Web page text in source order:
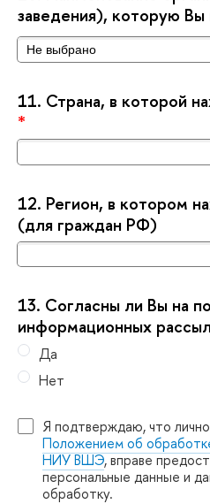
заведения), которую Вы
11. Страна, в которой
*
12. Регион, в котором
(для граждан РФ)
13. Согласны ли Вы на
информационных
Да
Нет
Я подтверждаю, что
Положением об
НИУ ВШЭ, вправе
персональные данные и
обработку.